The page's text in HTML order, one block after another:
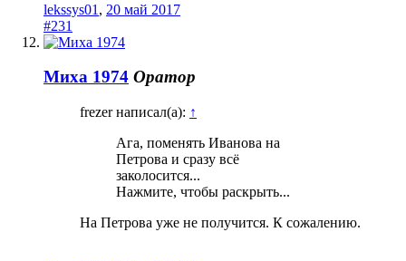
lekssys01 , 20 май 2017
#231
Миха 1974 Оратор
frezer написал(а): ↑
Ага, поменять Иванова на
Петрова и сразу всё
заколосится...
Нажмите, чтобы раскрыть...
На Петрова уже не получится. К сожалению.